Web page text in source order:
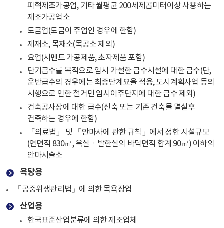
피혁제조가공업, 기타 월평균 200세제곱미터이상 사용하는
제조가공업소
도금업(도금이 주업인 경우에 한함)
제재소, 목재소(목공소 제외)
요업(시멘트 가공제품, 초자제품 포함)
단기급수를 목적으로 임시 가설한 급수시설에 대한 급수(단,
운반급수의 경우에는 최종단계요율 적용, 도시계획사업 등의
시행으로 인한 철거민 임시이주단지에 대한 급수 제외)
건축공사장에 대한 급수(신축 또는 기존 건축물 멸실후
건축하는 경우에 한함)
「의료법」 및 「안마사에 관한 규칙」에서 정한 시설규모
(연면적 830㎥, 욕실ㆍ발한실의 바닥면적 합계 90㎥) 이하의
안마시술소
욕탕용
「공중위생관리법」에 의한 목욕장업
산업용
한국표준산업분류에 의한 제조업체